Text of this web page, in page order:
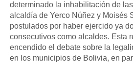
determinado la inhabilitación de
alcaldía de Yerco Núñez y Moisés
postulados por haber ejercido ya
consecutivos como alcaldes. Esta
encendido el debate sobre la
en los municipios de Bolivia, en